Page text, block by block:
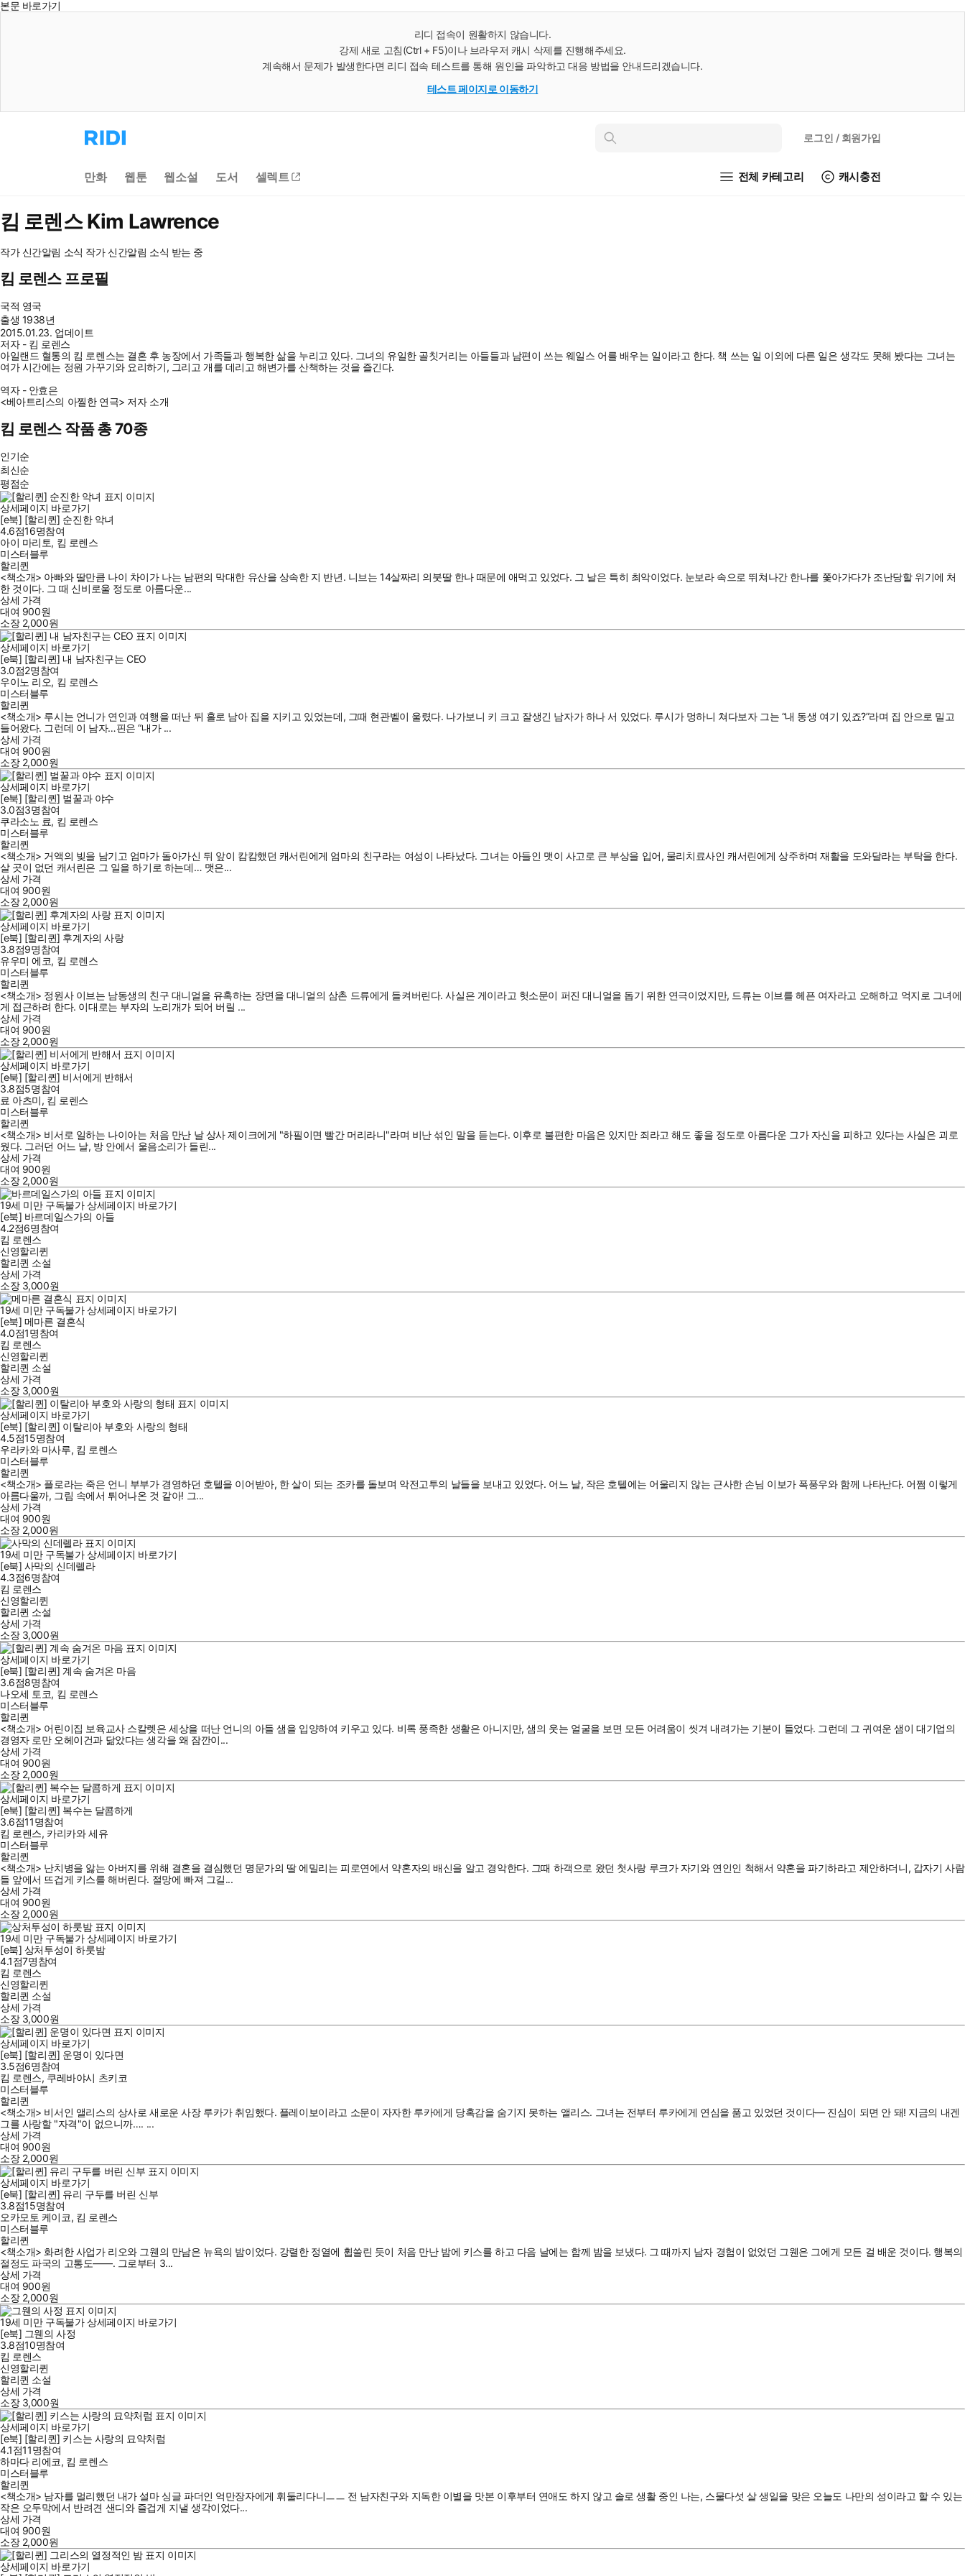
본문 바로가기
리디 접속이 원활하지 않습니다.
강제 새로 고침(Ctrl + F5)이나 브라우저 캐시 삭제를 진행해주세요.
계속해서 문제가 발생한다면 리디 접속 테스트를 통해 원인을 파악하고 대응 방법을 안내드리겠습니다.
테스트 페이지로 이동하기
리
디
으
로
인
로그인 / 회원가입
만화 웹툰 웹소설 도서 셀렉트 전체 카테고리 캐시충전
킴 로렌스 Kim Lawrence
작가 신간알림 소식 작가 신간알림 소식 받는 중
킴 로렌스 프로필
국적 영국
출생 1938년
2015.01.23. 업데이트
저자 - 킴 로렌스
아일랜드 혈통의 킴 로렌스는 결혼 후 농장에서 가족들과 행복한 삶을 누리고 있다. 그녀의 유일한 골칫거리는 아들들과 남편이 쓰는 웨일스 어를 배우는 일이라고 한다. 책 쓰는 일 이외에 다른 일은 생각도 못해 봤다는 그녀는
여가 시간에는 정원 가꾸기와 요리하기, 그리고 개를 데리고 해변가를 산책하는 것을 즐긴다.
역자 - 안효은
<베아트리스의 아찔한 연극> 저자 소개
킴 로렌스 작품 총 70종
인기순
최신순
평점순
상세페이지 바로가기
[e북] [할리퀸] 순진한 악녀
4.6점16명참여
아이 마리토, 킴 로렌스
미스터블루
할리퀸
<책소개> 아빠와 딸만큼 나이 차이가 나는 남편의 막대한 유산을 상속한 지 반년. 니브는 14살짜리 의붓딸 한나 때문에 애먹고 있었다. 그 날은 특히 최악이었다. 눈보라 속으로 뛰쳐나간 한나를 쫓아가다가 조난당할 위기에 처
한 것이다. 그 때 신비로울 정도로 아름다운...
상세 가격
대여 900원
소장 2,000원
상세페이지 바로가기
[e북] [할리퀸] 내 남자친구는 CEO
3.0점2명참여
우이노 리오, 킴 로렌스
미스터블루
할리퀸
<책소개> 루시는 언니가 연인과 여행을 떠난 뒤 홀로 남아 집을 지키고 있었는데, 그때 현관벨이 울렸다. 나가보니 키 크고 잘생긴 남자가 하나 서 있었다. 루시가 멍하니 쳐다보자 그는 “내 동생 여기 있죠?”라며 집 안으로 밀고
들어왔다. 그런데 이 남자…핀은 “내가 ...
상세 가격
대여 900원
소장 2,000원
상세페이지 바로가기
[e북] [할리퀸] 벌꿀과 야수
3.0점3명참여
쿠라소노 료, 킴 로렌스
미스터블루
할리퀸
<책소개> 거액의 빚을 남기고 엄마가 돌아가신 뒤 앞이 캄캄했던 캐서린에게 엄마의 친구라는 여성이 나타났다. 그녀는 아들인 맷이 사고로 큰 부상을 입어, 물리치료사인 캐서린에게 상주하며 재활을 도와달라는 부탁을 한다.
살 곳이 없던 캐서린은 그 일을 하기로 하는데… 맷은...
상세 가격
대여 900원
소장 2,000원
상세페이지 바로가기
[e북] [할리퀸] 후계자의 사랑
3.8점9명참여
유우미 에코, 킴 로렌스
미스터블루
할리퀸
<책소개> 정원사 이브는 남동생의 친구 대니얼을 유혹하는 장면을 대니얼의 삼촌 드류에게 들켜버린다. 사실은 게이라고 헛소문이 퍼진 대니얼을 돕기 위한 연극이었지만, 드류는 이브를 헤픈 여자라고 오해하고 억지로 그녀에
게 접근하려 한다. 이대로는 부자의 노리개가 되어 버릴 ...
상세 가격
대여 900원
소장 2,000원
상세페이지 바로가기
[e북] [할리퀸] 비서에게 반해서
3.8점5명참여
료 아츠미, 킴 로렌스
미스터블루
할리퀸
<책소개> 비서로 일하는 나이아는 처음 만난 날 상사 제이크에게 "하필이면 빨간 머리라니"라며 비난 섞인 말을 듣는다. 이후로 불편한 마음은 있지만 죄라고 해도 좋을 정도로 아름다운 그가 자신을 피하고 있다는 사실은 괴로
웠다. 그러던 어느 날, 방 안에서 울음소리가 들린...
상세 가격
대여 900원
소장 2,000원
19세 미만 구독불가 상세페이지 바로가기
[e북] 바르데일스가의 아들
4.2점6명참여
킴 로렌스
신영할리퀸
할리퀸 소설
상세 가격
소장 3,000원
19세 미만 구독불가 상세페이지 바로가기
[e북] 메마른 결혼식
4.0점1명참여
킴 로렌스
신영할리퀸
할리퀸 소설
상세 가격
소장 3,000원
상세페이지 바로가기
[e북] [할리퀸] 이탈리아 부호와 사랑의 형태
4.5점15명참여
우라카와 마사루, 킴 로렌스
미스터블루
할리퀸
<책소개> 플로라는 죽은 언니 부부가 경영하던 호텔을 이어받아, 한 살이 되는 조카를 돌보며 악전고투의 날들을 보내고 있었다. 어느 날, 작은 호텔에는 어울리지 않는 근사한 손님 이보가 폭풍우와 함께 나타난다. 어쩜 이렇게
아름다울까, 그림 속에서 튀어나온 것 같아! 그...
상세 가격
대여 900원
소장 2,000원
19세 미만 구독불가 상세페이지 바로가기
[e북] 사막의 신데렐라
4.3점6명참여
킴 로렌스
신영할리퀸
할리퀸 소설
상세 가격
소장 3,000원
상세페이지 바로가기
[e북] [할리퀸] 계속 숨겨온 마음
3.6점8명참여
나오세 토코, 킴 로렌스
미스터블루
할리퀸
<책소개> 어린이집 보육교사 스칼렛은 세상을 떠난 언니의 아들 샘을 입양하여 키우고 있다. 비록 풍족한 생활은 아니지만, 샘의 웃는 얼굴을 보면 모든 어려움이 씻겨 내려가는 기분이 들었다. 그런데 그 귀여운 샘이 대기업의
경영자 로만 오헤이건과 닮았다는 생각을 왜 잠깐이...
상세 가격
대여 900원
소장 2,000원
상세페이지 바로가기
[e북] [할리퀸] 복수는 달콤하게
3.6점11명참여
킴 로렌스, 카리카와 세유
미스터블루
할리퀸
<책소개> 난치병을 앓는 아버지를 위해 결혼을 결심했던 명문가의 딸 에밀리는 피로연에서 약혼자의 배신을 알고 경악한다. 그때 하객으로 왔던 첫사랑 루크가 자기와 연인인 척해서 약혼을 파기하라고 제안하더니, 갑자기 사람
들 앞에서 뜨겁게 키스를 해버린다. 절망에 빠져 그길...
상세 가격
대여 900원
소장 2,000원
19세 미만 구독불가 상세페이지 바로가기
[e북] 상처투성이 하룻밤
4.1점7명참여
킴 로렌스
신영할리퀸
할리퀸 소설
상세 가격
소장 3,000원
상세페이지 바로가기
[e북] [할리퀸] 운명이 있다면
3.5점6명참여
킴 로렌스, 쿠레바야시 츠키코
미스터블루
할리퀸
<책소개> 비서인 앨리스의 상사로 새로운 사장 루카가 취임했다. 플레이보이라고 소문이 자자한 루카에게 당혹감을 숨기지 못하는 앨리스. 그녀는 전부터 루카에게 연심을 품고 있었던 것이다― 진심이 되면 안 돼! 지금의 내겐
그를 사랑할 "자격"이 없으니까…. ...
상세 가격
대여 900원
소장 2,000원
상세페이지 바로가기
[e북] [할리퀸] 유리 구두를 버린 신부
3.8점15명참여
오카모토 케이코, 킴 로렌스
미스터블루
할리퀸
<책소개> 화려한 사업가 리오와 그웬의 만남은 뉴욕의 밤이었다. 강렬한 정열에 휩쓸린 듯이 처음 만난 밤에 키스를 하고 다음 날에는 함께 밤을 보냈다. 그 때까지 남자 경험이 없었던 그웬은 그에게 모든 걸 배운 것이다. 행복의
절정도 파국의 고통도――. 그로부터 3...
상세 가격
대여 900원
소장 2,000원
19세 미만 구독불가 상세페이지 바로가기
[e북] 그웬의 사정
3.8점10명참여
킴 로렌스
신영할리퀸
할리퀸 소설
상세 가격
소장 3,000원
상세페이지 바로가기
[e북] [할리퀸] 키스는 사랑의 묘약처럼
4.1점11명참여
하마다 리에코, 킴 로렌스
미스터블루
할리퀸
<책소개> 남자를 멀리했던 내가 설마 싱글 파더인 억만장자에게 휘둘리다니ㅡㅡ 전 남자친구와 지독한 이별을 맛본 이후부터 연애도 하지 않고 솔로 생활 중인 나는, 스물다섯 살 생일을 맞은 오늘도 나만의 성이라고 할 수 있는
작은 오두막에서 반려견 샌디와 즐겁게 지낼 생각이었다...
상세 가격
대여 900원
소장 2,000원
상세페이지 바로가기